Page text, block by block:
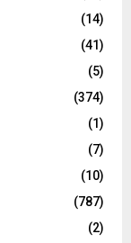
(14)
(41)
(5)
(374)
(1)
(7)
(10)
(787)
(2)